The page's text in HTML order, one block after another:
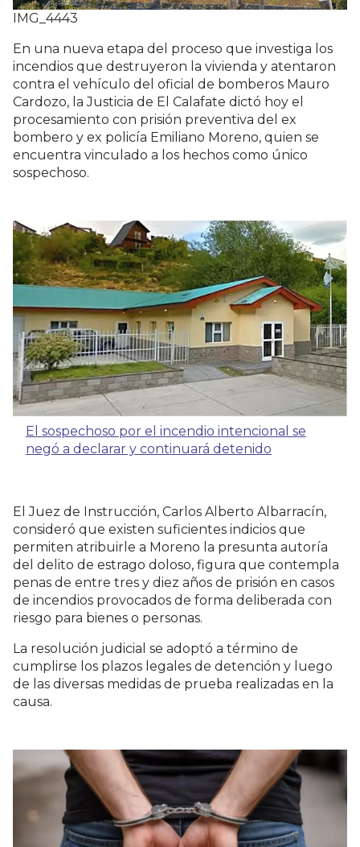
IMG_4443
En una nueva etapa del proceso que investiga los
incendios que destruyeron la vivienda y atentaron
contra el vehículo del oficial de bomberos Mauro
Cardozo, la Justicia de El Calafate dictó hoy el
procesamiento con prisión preventiva del ex
bombero y ex policía Emiliano Moreno, quien se
encuentra vinculado a los hechos como único
sospechoso.
El sospechoso por el incendio intencional se
negó a declarar y continuará detenido
El Juez de Instrucción, Carlos Alberto Albarracín,
consideró que existen suficientes indicios que
permiten atribuirle a Moreno la presunta autoría
del delito de estrago doloso, figura que contempla
penas de entre tres y diez años de prisión en casos
de incendios provocados de forma deliberada con
riesgo para bienes o personas.
La resolución judicial se adoptó a término de
cumplirse los plazos legales de detención y luego
de las diversas medidas de prueba realizadas en la
causa.